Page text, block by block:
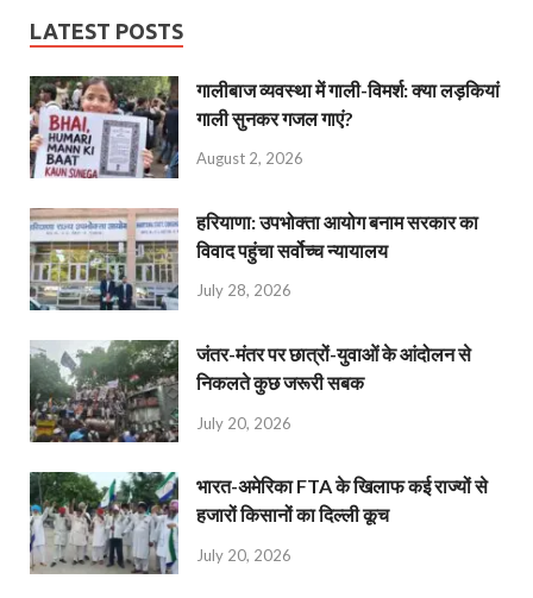
LATEST POSTS
गालीबाज व्‍यवस्‍था में गाली-विमर्श: क्या लड़कियां
गाली सुनकर गजल गाएं?
August 2, 2026
हरियाणा: उपभोक्ता आयोग बनाम सरकार का
विवाद पहुंचा सर्वोच्च न्यायालय
July 28, 2026
जंतर-मंतर पर छात्रों-युवाओं के आंदोलन से
निकलते कुछ जरूरी सबक
July 20, 2026
भारत-अमेरिका FTA के खिलाफ कई राज्यों से
हजारों किसानों का दिल्ली कूच
July 20, 2026